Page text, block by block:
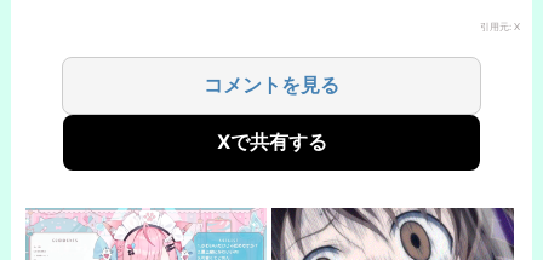
引用元: X
コメントを見る
Xで共有する